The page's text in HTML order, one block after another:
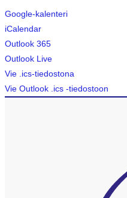
Google-kalenteri
iCalendar
Outlook 365
Outlook Live
Vie .ics-tiedostona
Vie Outlook .ics -tiedostoon